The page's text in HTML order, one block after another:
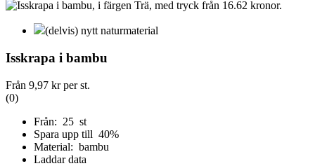
(delvis) nytt naturmaterial
Isskrapa i bambu
Från 9,97 krper st.
(0)
Från: 25 st
Spara upp till 40%
Material: bambu
Laddar data